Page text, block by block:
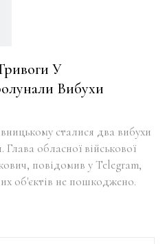
У
Вибухи
сталися два вибухи
Глава обласної військової
повідомив у Telegram,
об'єктів не пошкоджено.